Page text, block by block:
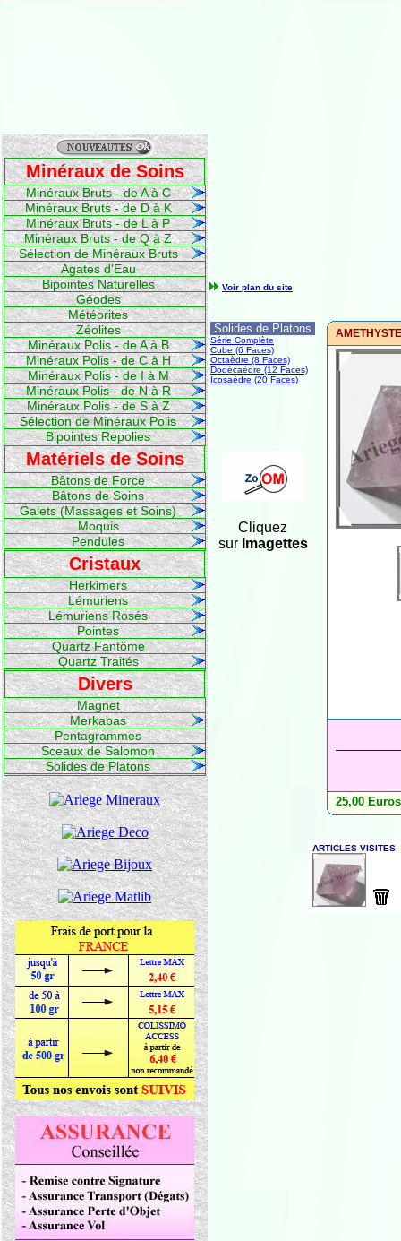
Minéraux de Soins
Minéraux Bruts - de A à C
Minéraux Bruts - de D à K
Minéraux Bruts - de L à P
Minéraux Bruts - de Q à Z
Sélection de Minéraux Bruts
Agates d'Eau
Bipointes Naturelles
Géodes
Météorites
Zéolites
Minéraux Polis - de A à B
Minéraux Polis - de C à H
Minéraux Polis - de I à M
Minéraux Polis - de N à R
Minéraux Polis - de S à Z
Sélection de Minéraux Polis
Bipointes Repolies
Matériels de Soins
Bâtons de Force
Bâtons de Soins
Galets (Massages et Soins)
Moquis
Pendules
Cristaux
Herkimers
Lémuriens
Lémuriens Rosés
Pointes
Quartz Fantôme
Quartz Traités
Divers
Magnet
Merkabas
Pentagrammes
Sceaux de Salomon
Solides de Platons
Voir plan du site
Solides de Platons
Série Complète
Cube (6 Faces)
Octaèdre (8 Faces)
Dodécaèdre (12 Faces)
Icosaèdre (20 Faces)
Cliquez
surImagettes
25,00 Euros